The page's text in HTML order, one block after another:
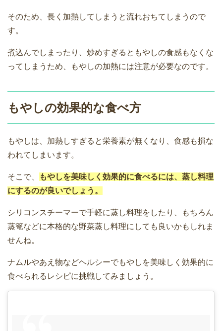
そのため、長く加熱してしまうと流れおちてしまうので
す。
煮込んでしまったり、炒めすぎるともやしの食感もなくな
ってしまうため、もやしの加熱には注意が必要なのです。
もやしの効果的な食べ方
もやしは、加熱しすぎると栄養素が無くなり、食感も損な
われてしまいます。
そこで、
もやしを美味しく効果的に食べるには、蒸し料理
にするのが良いでしょう。
シリコンスチーマーで手軽に蒸し料理をしたり、もちろん
蒸篭などに本格的な野菜蒸し料理にしても良いかもしれま
せんね。
ナムルやあえ物などヘルシーでもやしを美味しく効果的に
食べられるレシピに挑戦してみましょう。